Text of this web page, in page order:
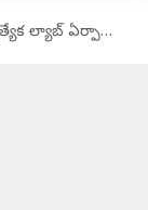
విదేశీ నిపుణుల సిఫార్సులతో చర్యలు